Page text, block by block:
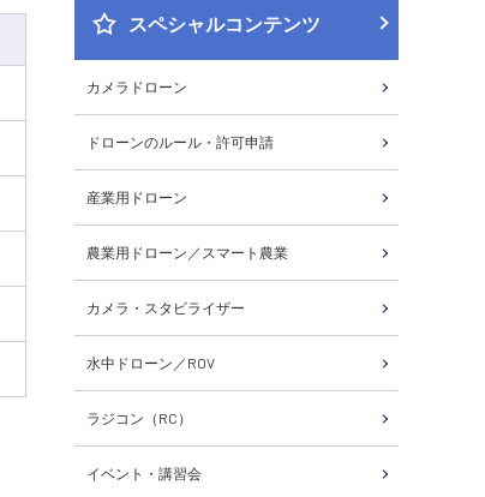
スペシャルコンテンツ
カメラドローン
ドローンのルール・許可申請
産業用ドローン
農業用ドローン／スマート農業
カメラ・スタビライザー
水中ドローン／ROV
ラジコン（RC）
イベント・講習会